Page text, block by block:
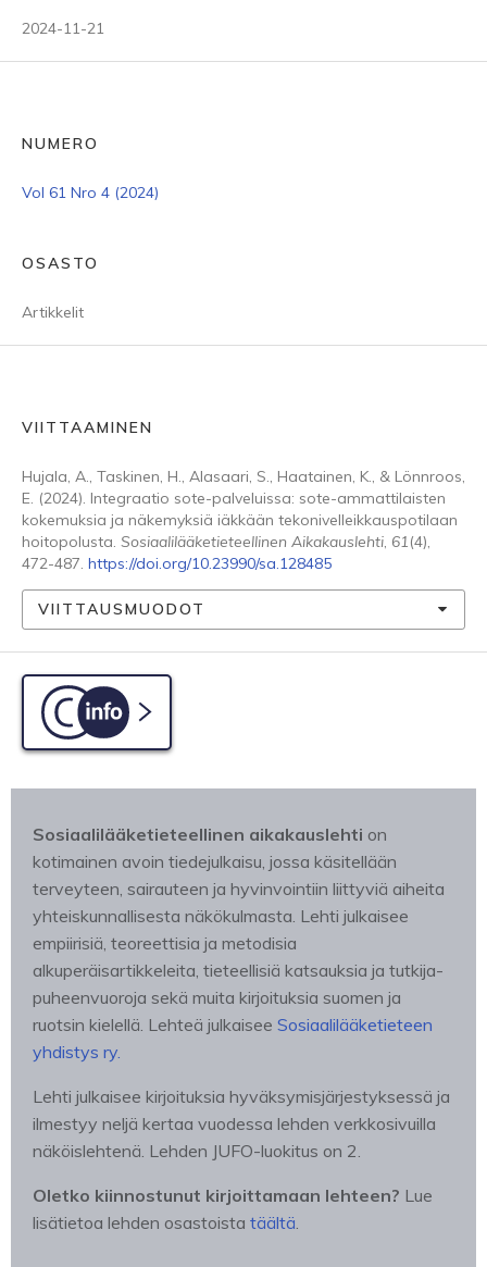
2024-11-21
NUMERO
Vol 61 Nro 4 (2024)
OSASTO
Artikkelit
VIITTAAMINEN
Hujala, A., Taskinen, H., Alasaari, S., Haatainen, K., & Lönnroos,
E. (2024). Integraatio sote-palveluissa: sote-ammattilaisten
kokemuksia ja näkemyksiä iäkkään tekonivelleikkauspotilaan
hoitopolusta. Sosiaalilääketieteellinen Aikakauslehti, 61(4),
472-487. https://doi.org/10.23990/sa.128485
VIITTAUSMUODOT
C-info
Sosiaalilääketieteellinen aikakauslehti on
kotimainen avoin tiedejulkaisu, jossa käsitellään
terveyteen, sairauteen ja hyvinvointiin liittyviä aiheita
yhteiskunnallisesta näkökulmasta. Lehti julkaisee
empiirisiä, teoreettisia ja metodisia
alkuperäisartikkeleita, tieteellisiä katsauksia ja tutkija-
puheenvuoroja sekä muita kirjoituksia suomen ja
ruotsin kielellä. Lehteä julkaisee Sosiaalilääketieteen
yhdistys ry.
Lehti julkaisee kirjoituksia hyväksymisjärjestyksessä ja
ilmestyy neljä kertaa vuodessa lehden verkkosivuilla
näköislehtenä. Lehden JUFO-luokitus on 2.
Oletko kiinnostunut kirjoittamaan lehteen? Lue
lisätietoa lehden osastoista täältä